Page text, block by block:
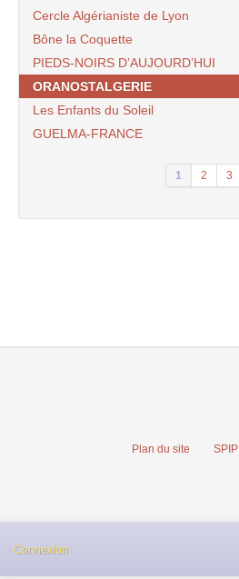
Cercle Algérianiste de Lyon
Bône la Coquette
PIEDS-NOIRS D’AUJOURD’HUI
ORANOSTALGERIE
Les Enfants du Soleil
GUELMA-FRANCE
1 2 3
Plan du site SPIP
Connexion